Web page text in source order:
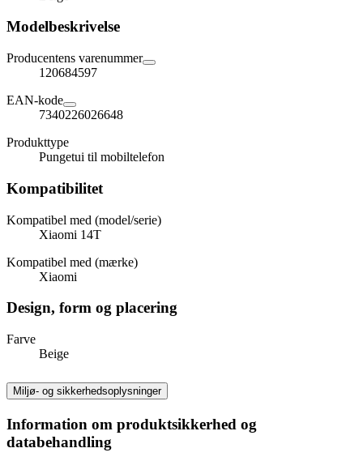
Modelbeskrivelse
Producentens varenummer
120684597
EAN-kode
7340226026648
Produkttype
Pungetui til mobiltelefon
Kompatibilitet
Kompatibel med (model/serie)
Xiaomi 14T
Kompatibel med (mærke)
Xiaomi
Design, form og placering
Farve
Beige
Miljø- og sikkerhedsoplysninger
Information om produktsikkerhed og
databehandling